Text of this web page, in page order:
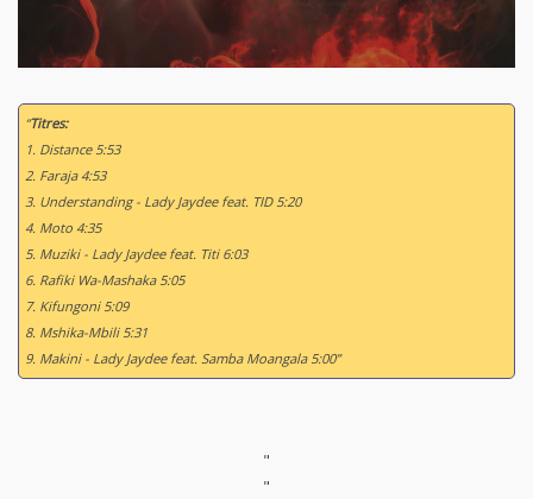
“Titres:
1. Distance 5:53
2. Faraja 4:53
3. Understanding - Lady Jaydee feat. TID 5:20
4. Moto 4:35
5. Muziki - Lady Jaydee feat. Titi 6:03
6. Rafiki Wa-Mashaka 5:05
7. Kifungoni 5:09
8. Mshika-Mbili 5:31
9. Makini - Lady Jaydee feat. Samba Moangala 5:00”
"
"